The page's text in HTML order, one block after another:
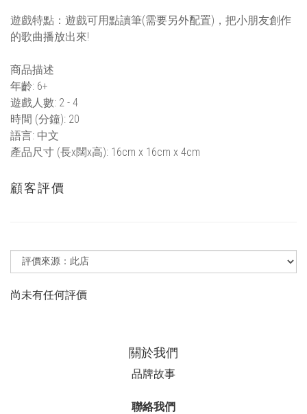
遊戲特點：遊戲可用點讀筆(需要另外配置)，把小朋友創作
的歌曲播放出來!
商品描述
年齡: 6+
遊戲人數: 2 - 4
時間 (分鐘): 20
語言: 中文
產品尺寸 (長x闊x高): 16cm x 16cm x 4cm
顧客評價
尚未有任何評價
關於我們
品牌故事
聯絡我們